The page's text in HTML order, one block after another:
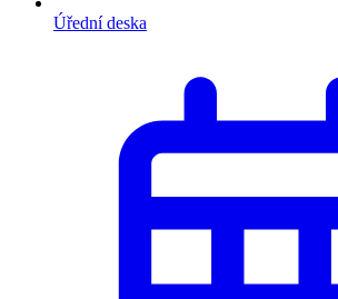
Úřední deska